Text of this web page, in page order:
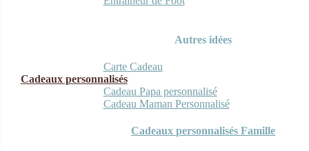
Autres idées
Carte Cadeau
Cadeaux personnalisés
Cadeau Papa personnalisé
Cadeau Maman Personnalisé
Cadeaux personnalisés Famille